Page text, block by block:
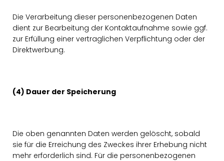
Die Verarbeitung dieser personenbezogenen Daten
dient zur Bearbeitung der Kontaktaufnahme sowie ggf.
zur Erfüllung einer vertraglichen Verpflichtung oder der
Direktwerbung.
(4) Dauer der Speicherung
Die oben genannten Daten werden gelöscht, sobald
sie für die Erreichung des Zweckes ihrer Erhebung nicht
mehr erforderlich sind. Für die personenbezogenen